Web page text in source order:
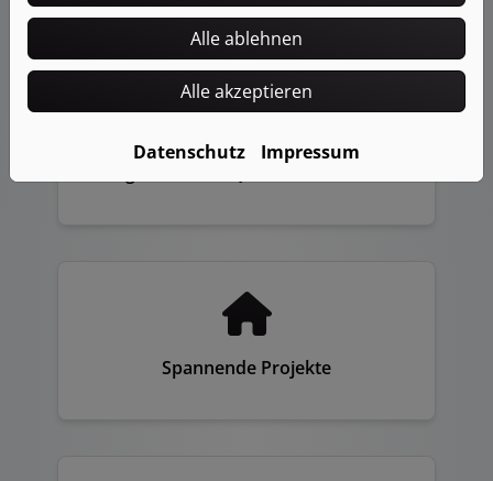
Spannende Projekte
Alle ablehnen
Alle akzeptieren
Datenschutz Impressum